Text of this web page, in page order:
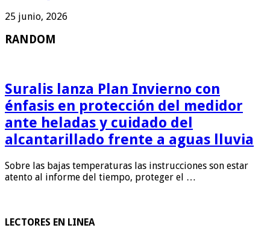
25 junio, 2026
RANDOM
Suralis lanza Plan Invierno con
énfasis en protección del medidor
ante heladas y cuidado del
alcantarillado frente a aguas lluvia
Sobre las bajas temperaturas las instrucciones son estar
atento al informe del tiempo, proteger el …
LECTORES EN LINEA